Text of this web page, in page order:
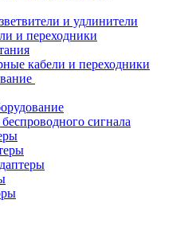
и удлинители
и переходники
кабели и переходники
сигнала